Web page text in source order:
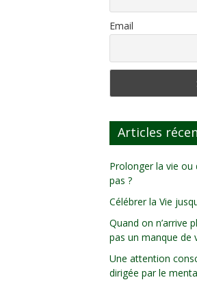
Email
Articles
Prolonger la vie ou
pas ?
Célébrer la Vie
Quand on n’arrive
pas un manque de
Une attention
dirigée par le